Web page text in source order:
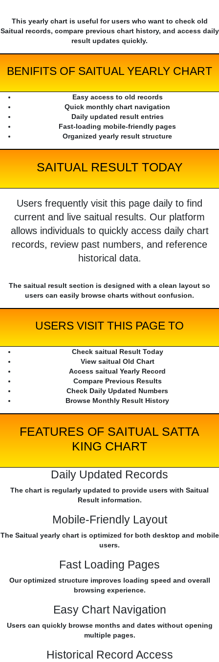
This yearly chart is useful for users who want to check old
Saitual records, compare previous chart history, and access daily
result updates quickly.
BENIFITS OF SAITUAL YEARLY CHART
Easy access to old records
Quick monthly chart navigation
Daily updated result entries
Fast-loading mobile-friendly pages
Organized yearly result structure
SAITUAL RESULT TODAY
Users frequently visit this page daily to find
current and live saitual results. Our platform
allows individuals to quickly access daily chart
records, review past numbers, and reference
historical data.
The saitual result section is designed with a clean layout so
users can easily browse charts without confusion.
USERS VISIT THIS PAGE TO
Check saitual Result Today
View saitual Old Chart
Access saitual Yearly Record
Compare Previous Results
Check Daily Updated Numbers
Browse Monthly Result History
FEATURES OF SAITUAL SATTA
KING CHART
Daily Updated Records
The chart is regularly updated to provide users with Saitual
Result information.
Mobile-Friendly Layout
The Saitual yearly chart is optimized for both desktop and mobile
users.
Fast Loading Pages
Our optimized structure improves loading speed and overall
browsing experience.
Easy Chart Navigation
Users can quickly browse months and dates without opening
multiple pages.
Historical Record Access